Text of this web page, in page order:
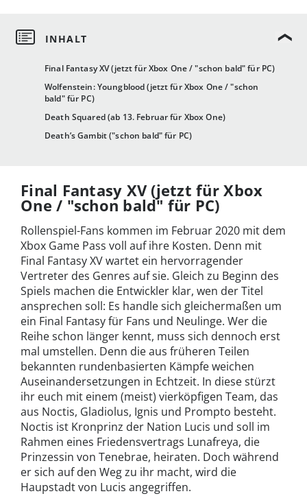
Final Fantasy XV (jetzt für Xbox One / "schon bald" für PC)
Wolfenstein: Youngblood (jetzt für Xbox One / "schon
bald" für PC)
Death Squared (ab 13. Februar für Xbox One)
Death’s Gambit ("schon bald" für PC)
Final Fantasy XV (jetzt für Xbox
One / "schon bald" für PC)
Rollenspiel-Fans kommen im Februar 2020 mit dem
Xbox Game Pass voll auf ihre Kosten. Denn mit
Final Fantasy XV wartet ein hervorragender
Vertreter des Genres auf sie. Gleich zu Beginn des
Spiels machen die Entwickler klar, wen der Titel
ansprechen soll: Es handle sich gleichermaßen um
ein Final Fantasy für Fans und Neulinge. Wer die
Reihe schon länger kennt, muss sich dennoch erst
mal umstellen. Denn die aus früheren Teilen
bekannten rundenbasierten Kämpfe weichen
Auseinandersetzungen in Echtzeit. In diese stürzt
ihr euch mit einem (meist) vierköpfigen Team, das
aus Noctis, Gladiolus, Ignis und Prompto besteht.
Noctis ist Kronprinz der Nation Lucis und soll im
Rahmen eines Friedensvertrags Lunafreya, die
Prinzessin von Tenebrae, heiraten. Doch während
er sich auf den Weg zu ihr macht, wird die
Haupstadt von Lucis angegriffen.